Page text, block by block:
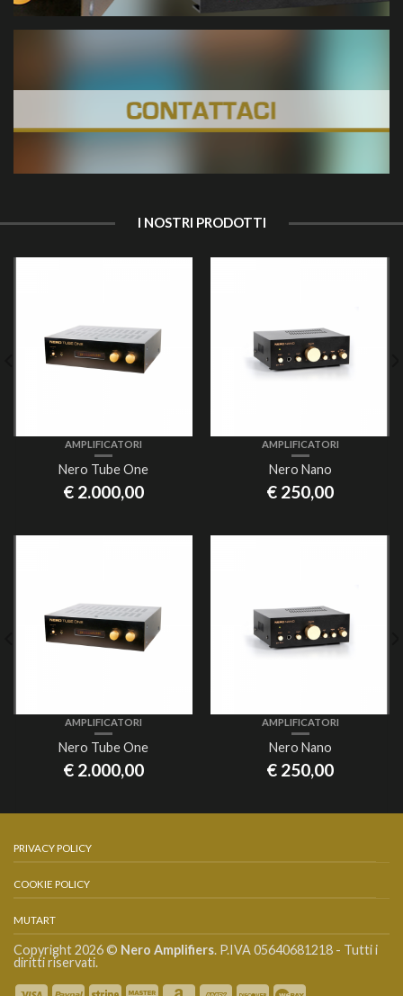
I NOSTRI PRODOTTI
AMPLIFICATORI
Nero Tube One
€2.000,00
AMPLIFICATORI
Nero Nano
€ 250,00
AMPLIFICATORI
Nero Tube One
€2.000,00
AMPLIFICATORI
Nero Nano
€ 250,00
PRIVACY POLICY
COOKIE POLICY
MUTART
Copyright 2026 © Nero Amplifiers. P.IVA 05640681218 - Tutti i
diritti riservati.